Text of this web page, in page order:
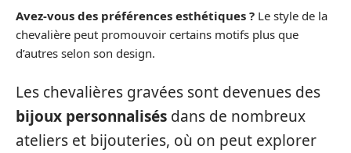
Avez-vous des préférences esthétiques ? Le style de la
chevalière peut promouvoir certains motifs plus que
d’autres selon son design.
Les chevalières gravées sont devenues des
bijoux personnalisés dans de nombreux
ateliers et bijouteries, où on peut explorer